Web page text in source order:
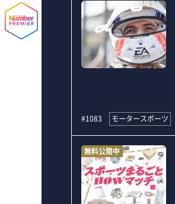
#1083 モータースポーツ
無料公開中